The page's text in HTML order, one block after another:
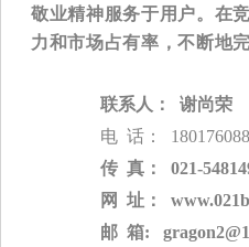
敬业精神服务于用户。在
力和市场占有率，不断地
联系人：
谢尚荣
电 话：
传 真：
021-
网
址：
邮 箱: